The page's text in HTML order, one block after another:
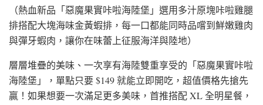
（熱血新品「惡魔果實咔啦海陸堡」選用多汁原塊咔啦雞腿
排搭配大塊海味金黃蝦排，每一口都能同時品嚐到鮮嫩雞肉
與彈牙蝦肉，讓你在味蕾上征服海洋與陸地）
層層堆疊的美味、一次享有海陸雙重享受的「惡魔果實咔啦
海陸堡」，單點只要 $149 就能立即開吃，超值價格先搶先
贏！如果想要一次滿足更多美味，首推搭配 XL 全明星餐，